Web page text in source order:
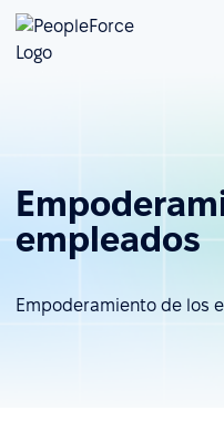
empleados
Empoderamiento de los